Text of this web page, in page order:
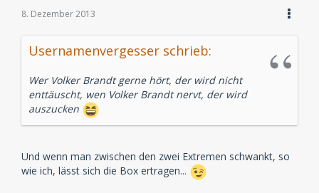
8. Dezember 2013
Usernamenvergesser schrieb:
Wer Volker Brandt gerne hört, der wird nicht
enttäuscht, wen Volker Brandt nervt, der wird
auszucken
Und wenn man zwischen den zwei Extremen schwankt, so
wie ich, lässt sich die Box ertragen...